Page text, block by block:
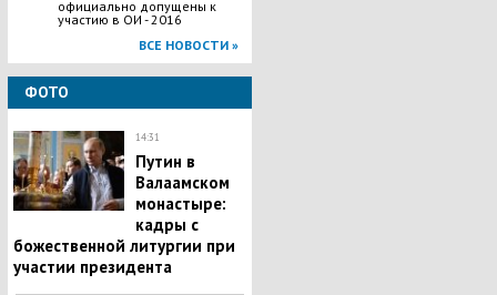
официально допущены к
участию в ОИ - 2016
ВСЕ НОВОСТИ »
ФОТО
14:31
Путин в
Валаамском
монастыре:
кадры с
божественной литургии при
участии президента